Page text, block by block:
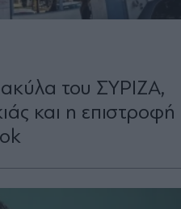
του ΣΥΡΙΖΑ,
και η επιστροφή